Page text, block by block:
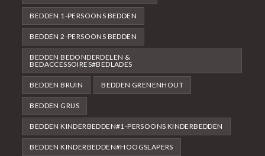
BEDDEN 1-PERSOONS BEDDEN
BEDDEN 2-PERSOONS BEDDEN
BEDDEN BEDONDERDELEN &
BEDACCESSOIRES#BEDLADES
BEDDEN BRUIN BEDDEN GRENENHOUT
BEDDEN GRIJS
BEDDEN KINDERBEDDEN#1-PERSOONS KINDERBEDDEN
BEDDEN KINDERBEDDEN#HOOGSLAPERS